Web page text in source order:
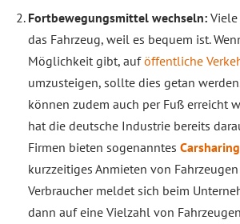
Fortbewegungsmittel wechseln:
das Fahrzeug, weil es bequem ist.
Möglichkeit gibt, auföffentliche
umzusteigen, sollte dies getan
können zudem auch per Fuß erreicht
hat die deutsche Industrie bereits
Firmen bieten sogenanntes Carsharing
kurzzeitiges Anmieten von
Verbraucher meldet sich beim
dann auf eine Vielzahl von